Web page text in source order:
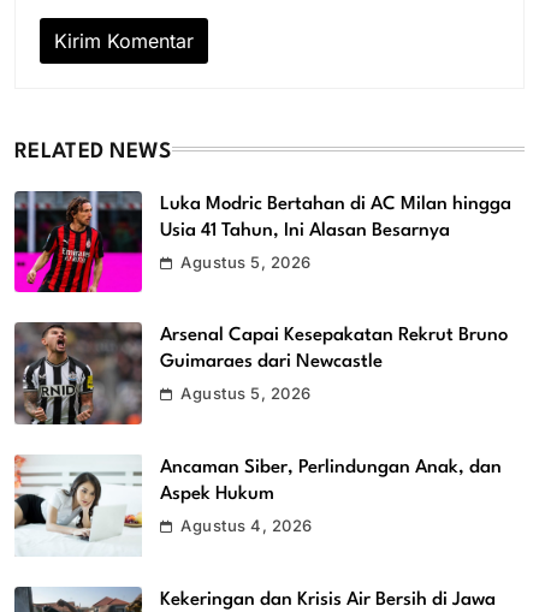
RELATED NEWS
Luka Modric Bertahan di AC Milan hingga
Usia 41 Tahun, Ini Alasan Besarnya
Agustus 5, 2026
Arsenal Capai Kesepakatan Rekrut Bruno
Guimaraes dari Newcastle
Agustus 5, 2026
Ancaman Siber, Perlindungan Anak, dan
Aspek Hukum
Agustus 4, 2026
Kekeringan dan Krisis Air Bersih di Jawa